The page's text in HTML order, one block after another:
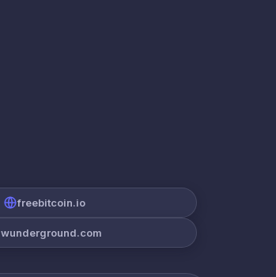
freebitcoin.io
wunderground.com